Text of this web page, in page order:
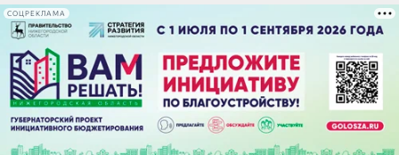
СОЦРЕКЛАМА